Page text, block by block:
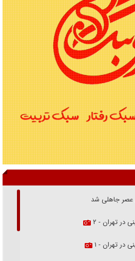
عصر جاهلی شد
در تهران - ۲
در تهران - ۱